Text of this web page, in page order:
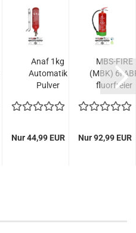
Anaf 1kg
Automatik
Pulver
Löschanlage...
Nur 44,99 EUR
MBS-FIRE
(MBK) 6l
fluorfreier
Nur 92,99 EUR